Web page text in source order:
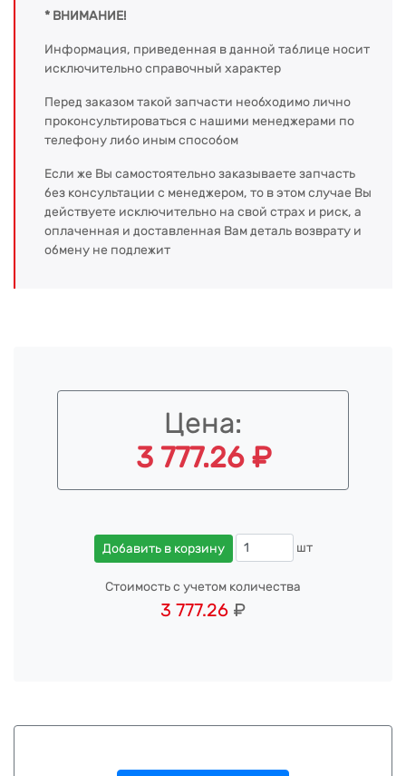
* ВНИМАНИЕ!
Информация, приведенная в данной таблице носит
исключительно справочный характер
Перед заказом такой запчасти необходимо лично
проконсультироваться с нашими менеджерами по
телефону либо иным способом
Если же Вы самостоятельно заказываете запчасть
без консультации с менеджером, то в этом случае Вы
действуете исключительно на свой страх и риск, а
оплаченная и доставленная Вам деталь возврату и
обмену не подлежит
Цена:
3 777.26 ₽
Добавить в корзину шт
Стоимость с учетом количества
3 777.26 ₽